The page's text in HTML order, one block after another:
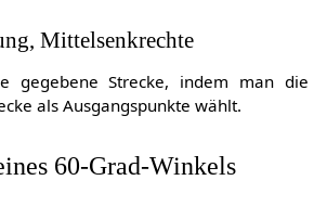
Mittelsenkrechte
gegebene Strecke, indem man die
als Ausgangspunkte wählt.
60-Grad-Winkels